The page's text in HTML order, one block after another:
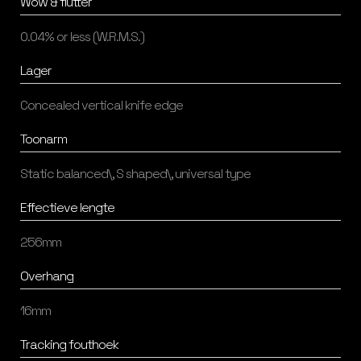
0.04% or less (W.R.M.S.)
Lager
Concealed vertical knife edge
Toonarm
Static balanced\, S shaped\, universal type
Effectieve lengte
256mm
Overhang
16mm
Tracking fouthoek